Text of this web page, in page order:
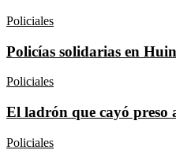
Policiales
Policías solidarias en
Policiales
El ladrón que cayó preso
Policiales